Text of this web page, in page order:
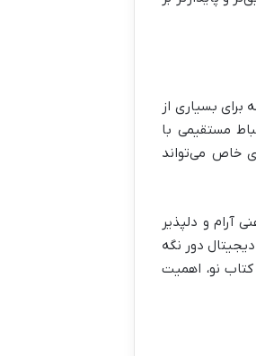
بسیاری از
مستقیمی با
خاص می‌تواند
آرام و دلپذیر
دور نگه
نو، اهمیت